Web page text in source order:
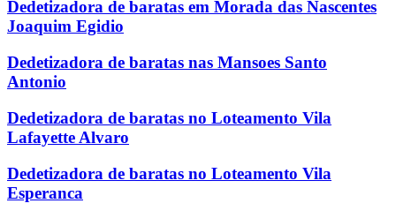
Dedetizadora de baratas em Morada das Nascentes
Joaquim Egidio
Dedetizadora de baratas nas Mansoes Santo
Antonio
Dedetizadora de baratas no Loteamento Vila
Lafayette Alvaro
Dedetizadora de baratas no Loteamento Vila
Esperanca